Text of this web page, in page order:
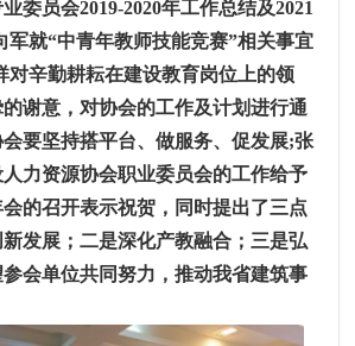
委员会2019-2020年工作总结及2021
军就“中青年教师技能竞赛”相关事宜
对辛勤耕耘在建设教育岗位上的领
谢意，对协会的工作及计划进行通
要坚持搭平台、做服务、促发展;张
力资源协会职业委员会的工作给予
的召开表示祝贺，同时提出了三点
发展；二是深化产教融合；三是弘
会单位共同努力，推动我省建筑事